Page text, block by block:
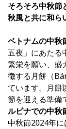
そろそろ中秋節
秋風と共に和ら
ベトナムの中秋
五夜」にあたる
繁栄を願い、盛
徴する月餅（
ています。月餅
節を迎える準備
ルビナでの中秋
中秋節2024年に